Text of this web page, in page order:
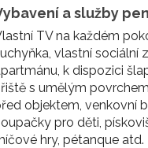
a služby
TV na každém
vlastní sociální
k dispozici
s umělým
objektem, venkovní
pro děti,
hry, pétanque atd.